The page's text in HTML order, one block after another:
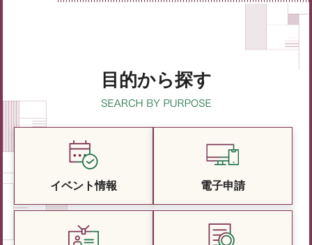
目的から探す
イベント情報 電子申請